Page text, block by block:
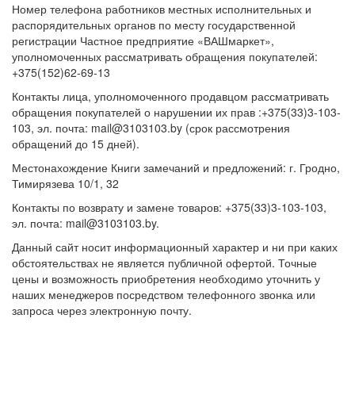
Номер телефона работников местных исполнительных и
распорядительных органов по месту государственной
регистрации Частное предприятие «ВАШмаркет»,
уполномоченных рассматривать обращения покупателей:
+375(152)62-69-13
Контакты лица, уполномоченного продавцом рассматривать
обращения покупателей о нарушении их прав :+375(33)3-103-
103, эл. почта: mail@3103103.by (срок рассмотрения
обращений до 15 дней).
Местонахождение Книги замечаний и предложений: г. Гродно,
Тимирязева 10/1, 32
Контакты по возврату и замене товаров: +375(33)3-103-103,
эл. почта: mail@3103103.by.
Данный сайт носит информационный характер и ни при каких
обстоятельствах не является публичной офертой. Точные
цены и возможность приобретения необходимо уточнить у
наших менеджеров посредством телефонного звонка или
запроса через электронную почту.